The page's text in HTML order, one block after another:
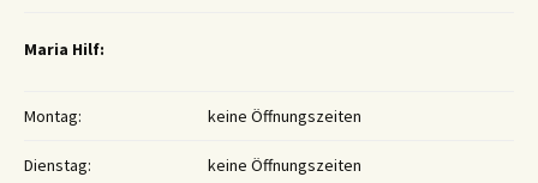
Maria Hilf:
Montag: keine Öffnungszeiten
Dienstag: keine Öffnungszeiten